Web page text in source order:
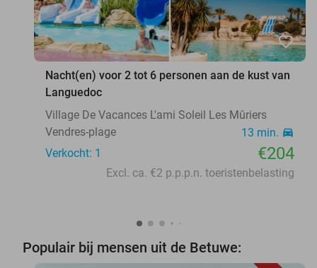
favorite_border
Nacht(en) voor 2 tot 6 personen aan de kust van
Languedoc
Village De Vacances L'ami Soleil Les Mûriers
Vendres-plage
13 min. directions_car
Verkocht: 1 €204
Excl. ca. €2 p.p.p.n. toeristenbelasting
Populair bij mensen uit de Betuwe: